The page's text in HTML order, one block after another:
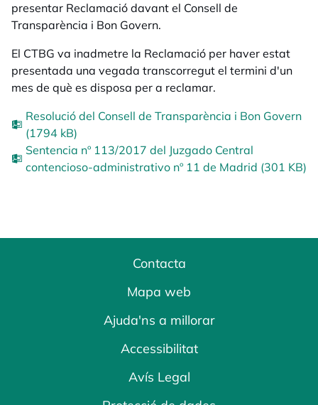
presentar Reclamació davant el Consell de
Transparència i Bon Govern.
El CTBG va inadmetre la Reclamació per haver estat
presentada una vegada transcorregut el termini d'un
mes de què es disposa per a reclamar.
Resolució del Consell de Transparència i Bon Govern
(1794 kB)
Sentencia nº 113/2017 del Juzgado Central
contencioso-administrativo nº 11 de Madrid (301 KB)
Contacta
Mapa web
Ajuda'ns a millorar
Accessibilitat
Avís Legal